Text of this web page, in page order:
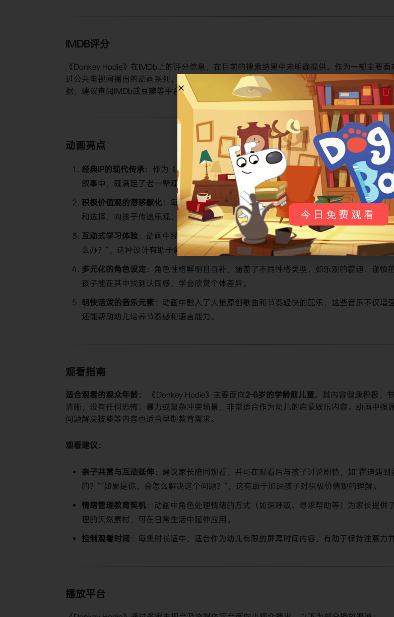
IMDB评分
《Donkey Hodie》在IMDb上的评分信息，在目前的搜索结果中未明确提供。作为一部主要
过公共电视网播出的动画系列，其观众反馈更多集中在家长社群和教育机构的评价上。若需
据，建议查阅IMDb或豆瓣等平台的实时信息。
动画亮点
​经典IP的现代传承​：作为《Mister Rogers' Neighborhood》的衍生作品，动画成功将经
叙事中，既满足了老一辈观众的情怀，又以新颖的故事吸引了新一代小观众。
​积极价值观的潜移默化​ ：每一集故事都巧妙融入了挫折教育、情绪管理和解决问题等主
和选择，向孩子传递乐观、坚韧和团队合作的重要性。
​互动式学习体验​：动画中经常出现鼓励观众参与思考的环节，例如主角面对困难时会暂
么办？”，这种设计有助于激发儿童的参与感和解决问题的能力。
​多元化的角色设定​：角色性格鲜明且互补，涵盖了不同性格类型，如乐观的霍迪、谨慎
孩子能在其中找到认同感，学会欣赏个体差异。
​明快活泼的音乐元素​：动画中融入了大量原创歌曲和节奏轻快的配乐，这些音乐不仅增
还能帮助幼儿培养节奏感和语言能力。
观看指南
​适合观看的观众年龄：​ ​ 《Donkey Hodie》主要面向​​2-6岁的学龄前儿童​。其内容健康积极，
清晰，没有任何恐怖、暴力或复杂冲突场景，非常适合作为幼儿的启蒙娱乐内容。动画中强
问题解决技能等内容也适合早期教育需求。 ​
观看建议：​
​亲子共赏与互动延伸​ ：建议家长陪同观看，并可在观看后与孩子讨论剧情，如“霍迪遇到
的？”“如果是你，会怎么解决这个问题？”，这有助于加深孩子对积极价值观的理解。
​情绪管理教育契机​：动画中角色处理情绪的方式（如深呼吸、寻求帮助等）为家长提供
理的天然素材，可在日常生活中延伸应用。
​控制观看时间​ ：每集时长适中，适合作为幼儿有限的屏幕时间内容，有助于保持注意力
播放平台
今日免费观看